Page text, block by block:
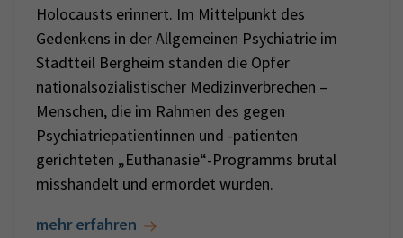
Holocausts erinnert. Im Mittelpunkt des
Gedenkens in der Allgemeinen Psychiatrie im
Stadtteil Bergheim standen die Opfer
nationalsozialistischer Medizinverbrechen –
Menschen, die im Rahmen des gegen
Psychiatriepatientinnen und -patienten
gerichteten „Euthanasie“-Programms brutal
misshandelt und ermordet wurden.
mehr erfahren